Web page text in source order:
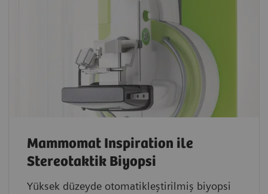
Mammomat Inspiration ile
Stereotaktik Biyopsi
Yüksek düzeyde otomatikleştirilmiş biyopsi